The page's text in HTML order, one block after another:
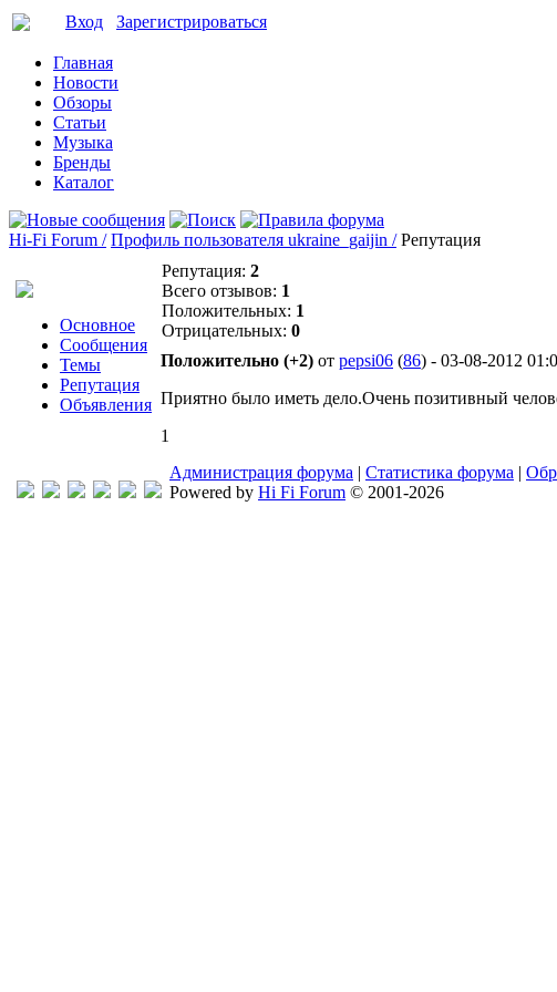
Вход Зарегистрироваться
Главная
Новости
Обзоры
Статьи
Музыка
Бренды
Каталог
Hi-Fi Forum / Профиль пользователя ukraine_gaijin / Репутация
Основное
Сообщения
Темы
Репутация
Объявления
Репутация: 2
Всего отзывов: 1
Положительных: 1
Отрицательных: 0
Положительно (+2) от pepsi06 (86) - 03-08-2012
Приятно было иметь дело.Очень позитивный
1
Администрация форума | Статистика форума |
Powered by Hi Fi Forum © 2001-2026